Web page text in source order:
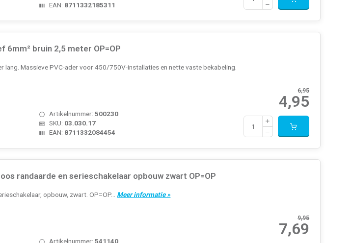
EAN: 8711332185311
6mm² bruin 2,5 meter OP=OP
lang. Massieve PVC-ader voor 450/750V-installaties en nette vaste bekabeling.
6,95
4,95
Artikelnummer:500230
SKU: 03.030.17
EAN: 8711332084454
randaarde en serieschakelaar opbouw zwart OP=OP
opbouw, zwart. OP=OP... Meer informatie »
9,95
7,69
Artikelnummer:541140